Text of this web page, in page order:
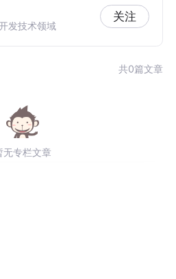
发技术领域
关注
共0篇文章
无专栏文章